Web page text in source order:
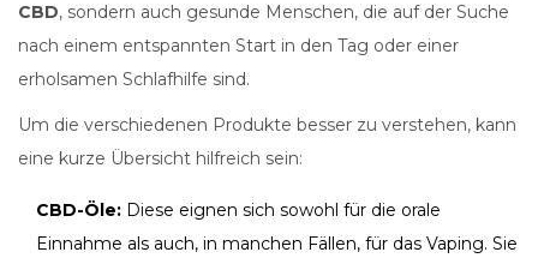
CBD, sondern auch gesunde Menschen, die auf der Suche
nach einem entspannten Start in den Tag oder einer
erholsamen Schlafhilfe sind.
Um die verschiedenen Produkte besser zu verstehen, kann
eine kurze Übersicht hilfreich sein:
CBD-Öle: Diese eignen sich sowohl für die orale
Einnahme als auch, in manchen Fällen, für das Vaping. Sie